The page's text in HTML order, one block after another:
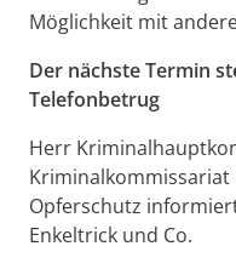
Möglichkeit mit
Der nächste Termin
Telefonbetrug
Herr
Opferschutz
Enkeltrick und Co.